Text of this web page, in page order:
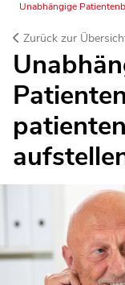
Unabhängige
Zurück zur